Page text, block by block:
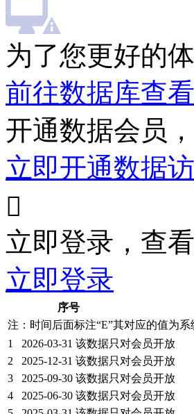
为了您更好的
前往数据库查看
开通数据会员
立即开通数据

立即登录，查
立即登录
序号
注：时间后面标注“E”其对应的值为
1
2026-03-31 该数据只对会员开放
2
2025-12-31 该数据只对会员开放
3
2025-09-30 该数据只对会员开放
4
2025-06-30 该数据只对会员开放